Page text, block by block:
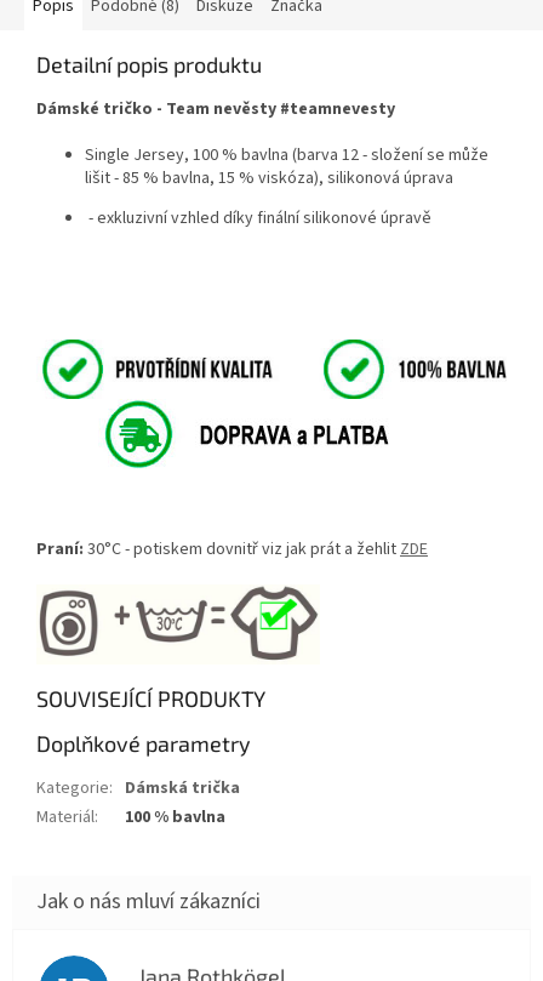
Popis Podobné (8) Diskuze Značka
Detailní popis produktu
Dámské tričko - Team nevěsty #teamnevesty
Single Jersey, 100 % bavlna (barva 12 - složení se může
lišit - 85 % bavlna, 15 % viskóza), silikonová úprava
- exkluzivní vzhled díky finální silikonové úpravě
Praní: 30°C - potiskem dovnitř viz jak prát a žehlitZDE
SOUVISEJÍCÍ PRODUKTY
Doplňkové parametry
Kategorie: Dámská trička
Materiál: 100 % bavlna